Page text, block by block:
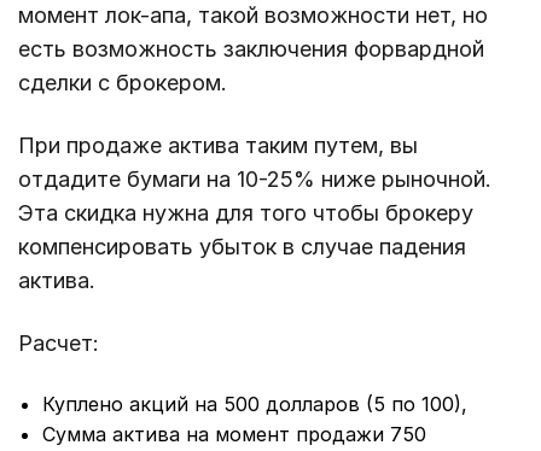
момент лок-апа, такой возможности нет, но
есть возможность заключения форвардной
сделки с брокером.
При продаже актива таким путем, вы
отдадите бумаги на 10-25% ниже рыночной.
Эта скидка нужна для того чтобы брокеру
компенсировать убыток в случае падения
актива.
Расчет:
Куплено акций на 500 долларов (5 по 100),
Сумма актива на момент продажи 750